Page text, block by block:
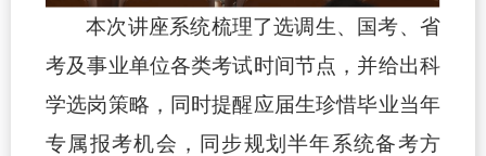
本次讲座系统梳理了选调生、国考、省
考及事业单位各类考试时间节点，并给出科
学选岗策略，同时提醒应届生珍惜毕业当年
专属报考机会，同步规划半年系统备考方